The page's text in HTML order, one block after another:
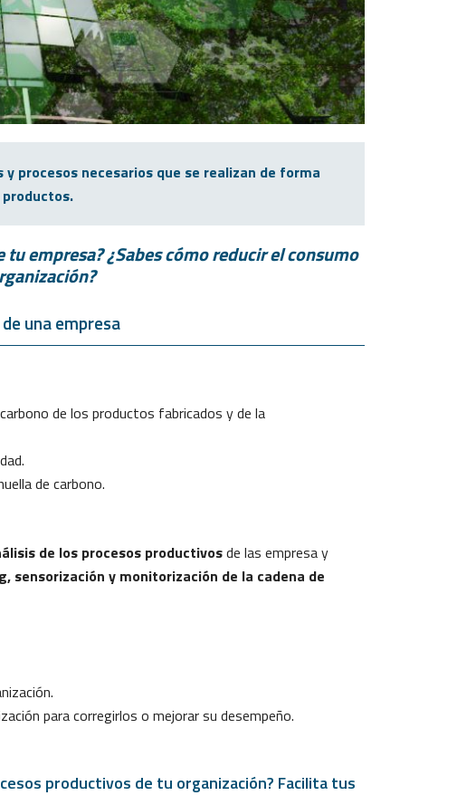
procesos necesarios que se realizan de forma
empresa? ¿Sabes cómo reducir el consumo
una empresa
de los productos fabricados y de la
de carbono.
de los procesos productivosde las empresa y
sensorización y monitorización de la cadena de
para corregirlos o mejorar su desempeño.
productivos de tu organización? Facilita tus